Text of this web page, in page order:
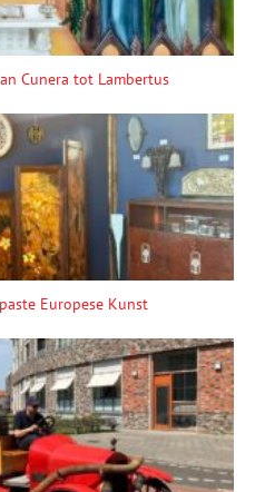
Cunera tot Lambertus
Europese Kunst